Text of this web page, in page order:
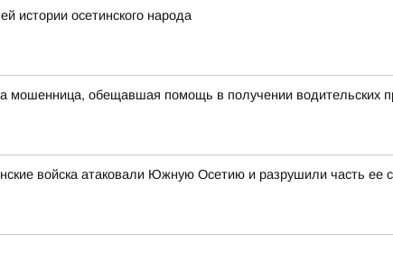
истории осетинского народа
мошенница, обещавшая помощь в получении водительских
войска атаковали Южную Осетию и разрушили часть